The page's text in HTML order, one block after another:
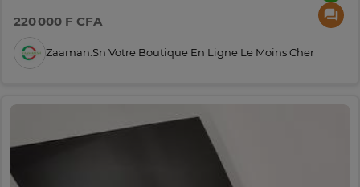
220 000 F CFA
Zaaman.sn Votre Boutique En Ligne Le Moins Cher